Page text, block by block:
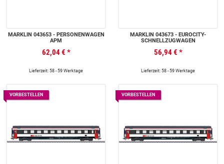
MÄRKLIN 043653 - PERSONENWAGEN
APM
62,04 € *
Lieferzeit: 58 - 59 Werktage
MÄRKLIN 043673 - EUROCITY-
SCHNELLZUGWAGEN
56,94 € *
Lieferzeit: 58 - 59 Werktage
VORBESTELLEN VORBESTELLEN